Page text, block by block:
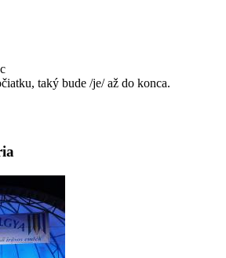
taký bude /je/ až do konca.